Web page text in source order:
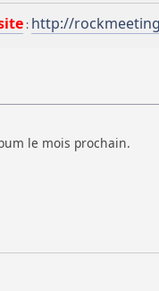
: http://
le mois prochain.